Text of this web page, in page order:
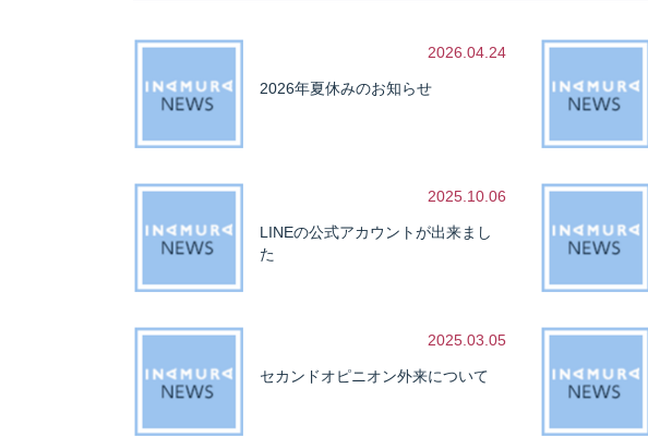
2026.04.24
2026年夏休みのお知らせ
2025.10.06
LINEの公式アカウントが出来まし
た
2025.03.05
セカンドオピニオン外来について